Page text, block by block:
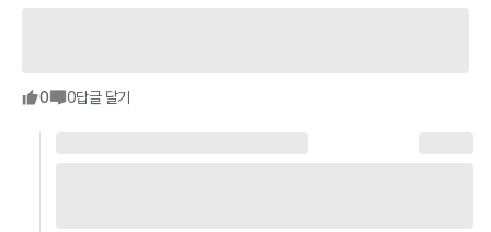
0 0답글 달기